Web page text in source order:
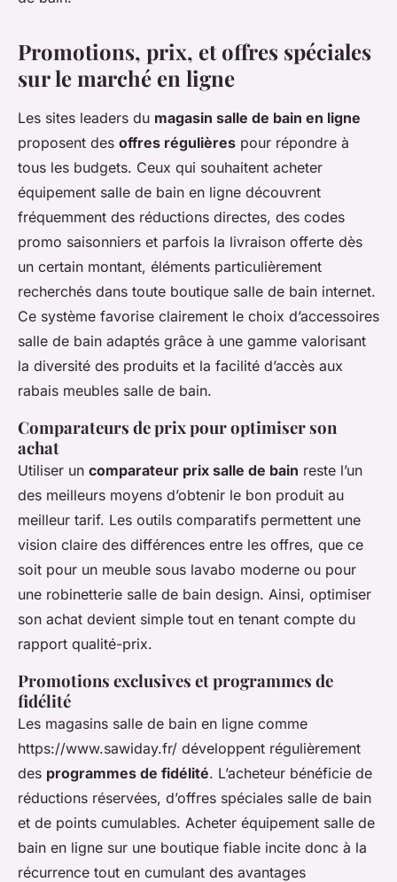
Promotions, prix, et offres spéciales
sur le marché en ligne
Les sites leaders du magasin salle de bain en ligne
proposent des offres régulières pour répondre à
tous les budgets. Ceux qui souhaitent acheter
équipement salle de bain en ligne découvrent
fréquemment des réductions directes, des codes
promo saisonniers et parfois la livraison offerte dès
un certain montant, éléments particulièrement
recherchés dans toute boutique salle de bain internet.
Ce système favorise clairement le choix d’accessoires
salle de bain adaptés grâce à une gamme valorisant
la diversité des produits et la facilité d’accès aux
rabais meubles salle de bain.
Comparateurs de prix pour optimiser son
achat
Utiliser un comparateur prix salle de bain reste l’un
des meilleurs moyens d’obtenir le bon produit au
meilleur tarif. Les outils comparatifs permettent une
vision claire des différences entre les offres, que ce
soit pour un meuble sous lavabo moderne ou pour
une robinetterie salle de bain design. Ainsi, optimiser
son achat devient simple tout en tenant compte du
rapport qualité-prix.
Promotions exclusives et programmes de
fidélité
Les magasins salle de bain en ligne comme
https://www.sawiday.fr/ développent régulièrement
des programmes de fidélité. L’acheteur bénéficie de
réductions réservées, d’offres spéciales salle de bain
et de points cumulables. Acheter équipement salle de
bain en ligne sur une boutique fiable incite donc à la
récurrence tout en cumulant des avantages